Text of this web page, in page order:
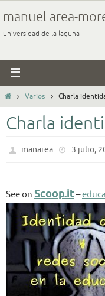
al
contenido
manuel area-
universidad de la laguna
InicioVarios Charla
Charla
manarea 3 julio,
See on Scoop.it–